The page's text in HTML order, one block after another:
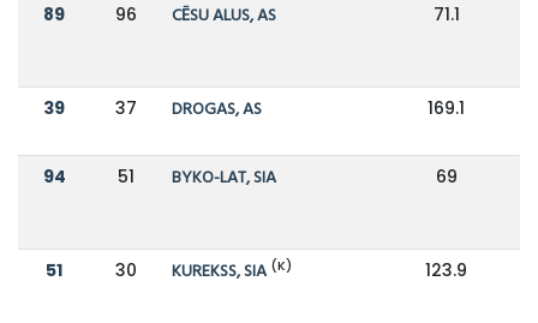
89 96 CĒSU ALUS, AS 71.1
39 37 DROGAS, AS 169.1
94 51 BYKO-LAT, SIA 69
51 30 KUREKSS, SIA (K) 123.9